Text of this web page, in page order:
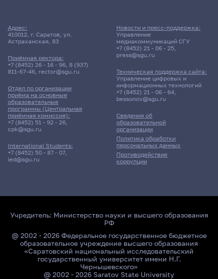
Адрес:
410012, г. Саратов, ул.
Астраханская, 83
Приёмная ректора:
+7 (8452) 26 - 16 - 96, 8 (937)
811-67-46, rector@sgu.ru
Отдел по организации
приёма на основные
образовательные
программы (Центральная
приёмная комиссия):
+7 (8452) 51 - 92 - 26,
cpk@sgu.ru
International Students:
+7 (8452) 50 - 87 - 07,
ied@sgu.ru
Сведения об
образовательной
организации
Политика обработки
персональных данных
Противодействие
коррупции
Новости и пресс-поддержка:
Управление
медиакоммуникаций СГУ
+7 (8452) 21 - 06 - 25,
press@sgu.ru
Техническая поддержка сайта:
Управление цифровых и
информационных технологий
+7 (8452) 21 - 06 - 64,
bessonov@sgu.ru
Учредитель: Министерство науки и высшего образования
РФ
@ 2002 - 2026 Федеральное государственное бюджетное
образовательное учреждение высшего образования
«Саратовский национальный исследовательский
государственный университет имени Н.Г.
Чернышевского»
@ 2002 - 2026 Saratov State University